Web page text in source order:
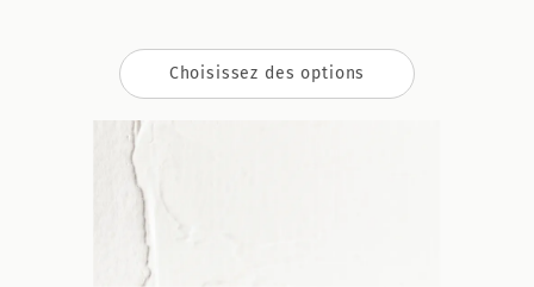
Choisissez des options